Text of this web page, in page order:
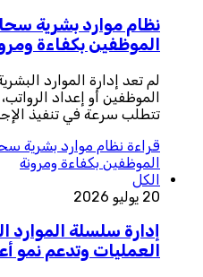
نظام موارد بشرية
الموظفين بكفاءة
لم تعد إدارة الموارد
الموظفين أو إعداد
تتطلب سرعة في تنفيذ
قراءة نظام موارد بشرية
الموظفين بكفاءة ومرونة
الكل
20 يوليو 2026
إدارة سلسلة
العمليات وتدعم نمو